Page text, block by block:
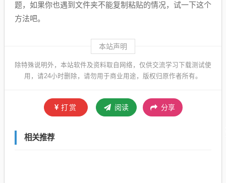
题，如果你也遇到文件夹不能复制粘贴的情况，试一下这个
方法吧。
本站声明
除特殊说明外，本站软件及资料取自网络，仅供交流学习下载测试使
用，请24小时删除，请勿用于商业用途，版权归原作者所有。
打赏 阅读 分享
相关推荐